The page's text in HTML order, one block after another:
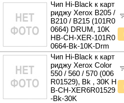
Чип Hi-Black к карт
риджу Xerox B205 /
B210 / B215 (101R0
0664) DRUM, 10K
HB-CH-XER-101R0
0664-Bk-10K-Drm
Чип Hi-Black к карт
риджу Xerox Color
550 / 560 / 570 (006
R01529), Bk , 30K H
B-CH-XER6R01529
-Bk-30K